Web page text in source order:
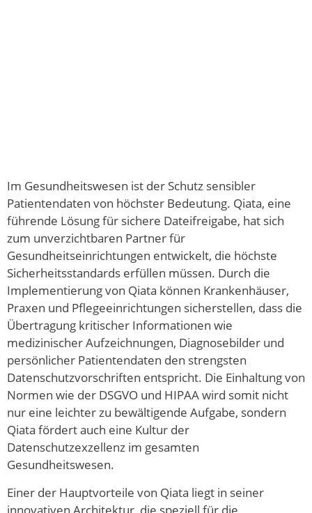
Im Gesundheitswesen ist der Schutz sensibler
Patientendaten von höchster Bedeutung. Qiata, eine
führende Lösung für sichere Dateifreigabe, hat sich
zum unverzichtbaren Partner für
Gesundheitseinrichtungen entwickelt, die höchste
Sicherheitsstandards erfüllen müssen. Durch die
Implementierung von Qiata können Krankenhäuser,
Praxen und Pflegeeinrichtungen sicherstellen, dass die
Übertragung kritischer Informationen wie
medizinischer Aufzeichnungen, Diagnosebilder und
persönlicher Patientendaten den strengsten
Datenschutzvorschriften entspricht. Die Einhaltung von
Normen wie der DSGVO und HIPAA wird somit nicht
nur eine leichter zu bewältigende Aufgabe, sondern
Qiata fördert auch eine Kultur der
Datenschutzexzellenz im gesamten
Gesundheitswesen.
Einer der Hauptvorteile von Qiata liegt in seiner
innovativen Architektur, die speziell für die